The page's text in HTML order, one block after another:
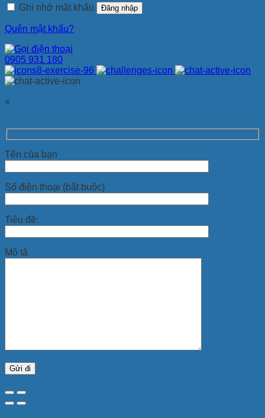
Ghi nhớ mật khẩu Đăng nhập
Quên mật khẩu?
0905 931 180
×
Tên của bạn
Số điện thoại (bắt buộc)
Tiêu đề:
Mô tả